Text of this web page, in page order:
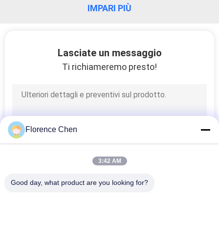
IMPARI PIÙ
Lasciate un messaggio
Ti richiameremo presto!
Florence Chen
3:42 AM
Good day, what product are you looking for?